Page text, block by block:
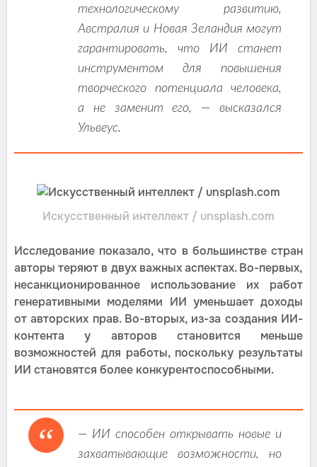
технологическому развитию,
Австралия и Новая Зеландия могут
гарантировать, что ИИ станет
инструментом для повышения
творческого потенциала человека,
а не заменит его, — высказался
Ульвеус.
Искусственный интеллект / unsplash.com
Исследование показало, что в большинстве стран
авторы теряют в двух важных аспектах. Во-первых,
несанкционированное использование их работ
генеративными моделями ИИ уменьшает доходы
от авторских прав. Во-вторых, из-за создания ИИ-
контента у авторов становится меньше
возможностей для работы, поскольку результаты
ИИ становятся более конкурентоспособными.
— ИИ способен открывать новые и
захватывающие возможности, но